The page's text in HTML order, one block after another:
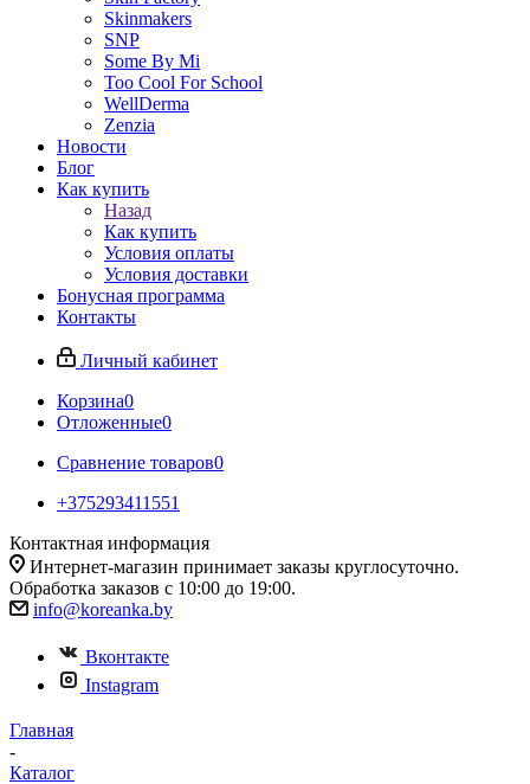
Skinmakers
SNP
Some By Mi
Too Cool For School
WellDerma
Zenzia
Новости
Блог
Как купить
Назад
Как купить
Условия оплаты
Условия доставки
Бонусная программа
Контакты
Личный кабинет
Корзина0
Отложенные0
Сравнение товаров0
+375293411551
Контактная информация
Интернет-магазин принимает заказы круглосуточно.
Обработка заказов с 10:00 до 19:00.
info@koreanka.by
Вконтакте
Instagram
Главная
-
Каталог